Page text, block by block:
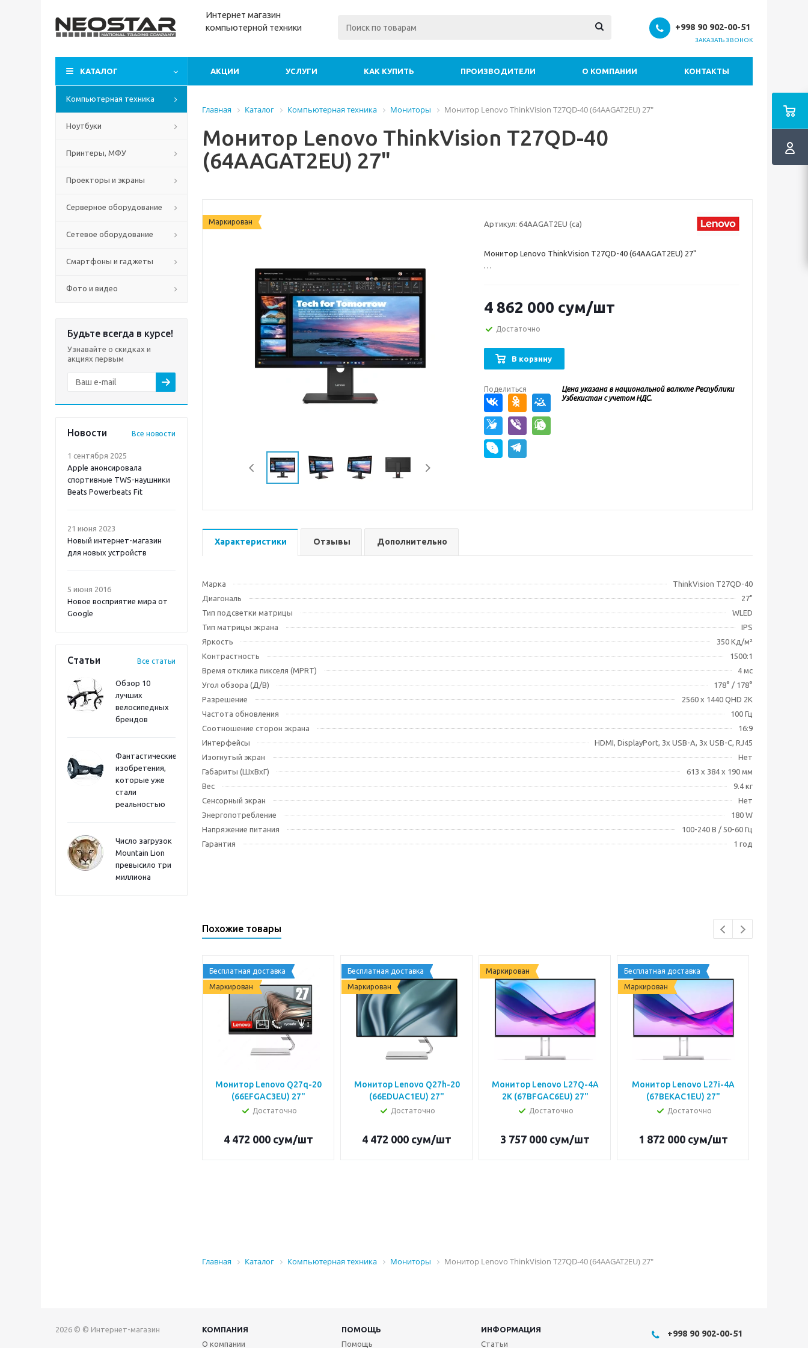
Интернет магазин
компьютерной техники
+998 90 902-00-51
ЗАКАЗАТЬ ЗВОНОК
КАТАЛОГ АКЦИИ УСЛУГИ КАК КУПИТЬ ПРОИЗВОДИТЕЛИ О КОМПАНИИ КОНТАКТЫ
Компьютерная техника
Ноутбуки
Принтеры, МФУ
Проекторы и экраны
Серверное оборудование
Сетевое оборудование
Смартфоны и гаджеты
Фото и видео
Будьте всегда в курсе!
Узнавайте о скидках и
акциях первым
Новости Все новости
1 сентября 2025
Apple анонсировала
спортивные TWS-наушники
Beats Powerbeats Fit
21 июня 2023
Новый интернет-магазин
для новых устройств
5 июня 2016
Новое восприятие мира от
Google
Статьи Все статьи
Обзор 10
лучших
велосипедных
брендов
Фантастические
изобретения,
которые уже
стали
реальностью
Число загрузок
Mountain Lion
превысило три
миллиона
Главная Каталог Компьютерная техника Мониторы Монитор Lenovo ThinkVision T27QD-40 (64AAGAT2EU) 27"
Монитор Lenovo ThinkVision T27QD-40
(64AAGAT2EU) 27"
Маркирован Артикул: 64AAGAT2EU (ca)
Монитор Lenovo ThinkVision T27QD-40 (64AAGAT2EU) 27"
4 862 000 сум/шт
Достаточно
В корзину
Поделиться
Цена указана в национальной валюте Республики
Узбекистан с учетом НДС.
Характеристики Отзывы Дополнительно
Марка
ThinkVision T27QD-40
Диагональ
27"
Тип подсветки матрицы
WLED
Тип матрицы экрана
IPS
Яркость
350 Кд/м²
Контрастность
1500:1
Время отклика пикселя (MPRT)
4 мс
Угол обзора (Д/В)
178° / 178°
Разрешение
2560 x 1440 QHD 2K
Частота обновления
100 Гц
Соотношение сторон экрана
16:9
Интерфейсы
HDMI, DisplayPort, 3x USB-A, 3x USB-C, RJ45
Изогнутый экран
Нет
Габариты (ШхВхГ)
613 x 384 x 190 мм
Вес
9.4 кг
Сенсорный экран
Нет
Энергопотребление
180 W
Напряжение питания
100-240 В / 50-60 Гц
Гарантия
1 год
Похожие товары
Бесплатная доставка
Маркирован
Монитор Lenovo Q27q-20
(66EFGAC3EU) 27"
Достаточно
4 472 000 сум/шт
Бесплатная доставка
Маркирован
Монитор Lenovo Q27h-20
(66EDUAC1EU) 27"
Достаточно
4 472 000 сум/шт
Маркирован
Монитор Lenovo L27Q-4A
2K (67BFGAC6EU) 27"
Достаточно
3 757 000 сум/шт
Бесплатная доставка
Маркирован
Монитор Lenovo L27i-4A
(67BEKAC1EU) 27"
Достаточно
1 872 000 сум/шт
Главная Каталог Компьютерная техника Мониторы Монитор Lenovo ThinkVision T27QD-40 (64AAGAT2EU) 27"
2026 © © Интернет-магазин КОМПАНИЯ ПОМОЩЬ
ИНФОРМАЦИЯ
О компании
Помощь Статьи
+998 90 902-00-51